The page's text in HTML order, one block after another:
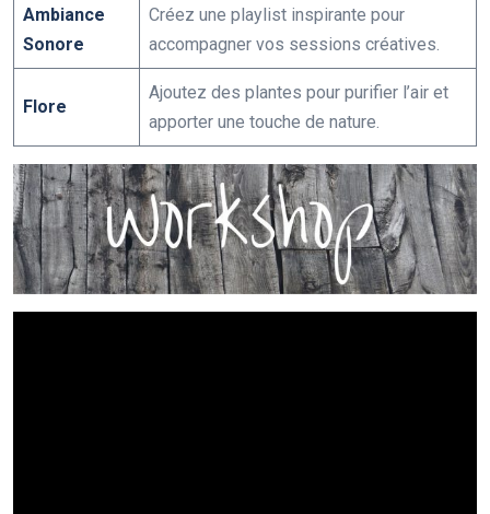
Ambiance
Sonore
Créez une playlist inspirante pour
accompagner vos sessions créatives.
Flore
Ajoutez des plantes pour purifier l’air et
apporter une touche de nature.